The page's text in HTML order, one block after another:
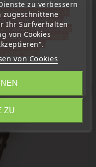
favorite_border
zu verbessern
zugeschnittene
Ihr Surfverhalten
von Cookies
von Cookies
ZU
pour congés du
cette raison les
7 aout 14H00. Pour
réceptionner votre
qu'elle soit